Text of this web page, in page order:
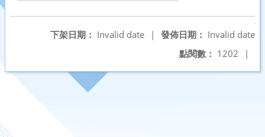
發佈日期： Invalid date
下架日期： Invalid date
|
點閱數： 1202 |